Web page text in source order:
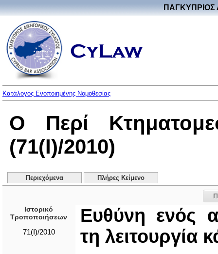
ΠΑΓΚΥΠΡΙΟΣ
Κατάλογος Ενοποιημένης Νομοθεσίας
Ο Περί
(71(I)/2010)
Περιεχόμενα Πλήρες Κείμενο
Ιστορικό
Τροποποιήσεων
71(I)/2010
Ευθύνη ενός
τη λειτουργία